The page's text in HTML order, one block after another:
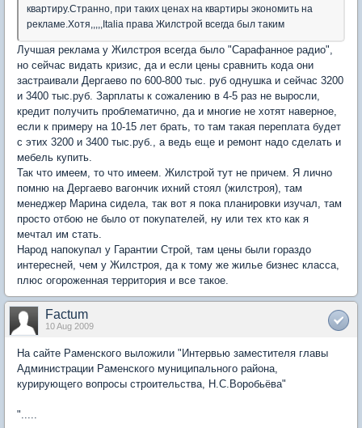
квартиру.Странно, при таких ценах на квартиры экономить на
рекламе.Хотя,,,,,Italia права Жилстрой всегда был таким
Лучшая реклама у Жилстроя всегда было "Сарафанное радио",
но сейчас видать кризис, да и если цены сравнить кода они
застраивали Дергаево по 600-800 тыс. руб однушка и сейчас 3200
и 3400 тыс.руб. Зарплаты к сожалению в 4-5 раз не выросли,
кредит получить проблематично, да и многие не хотят наверное,
если к примеру на 10-15 лет брать, то там такая переплата будет
с этих 3200 и 3400 тыс.руб., а ведь еще и ремонт надо сделать и
мебель купить.
Так что имеем, то что имеем. Жилстрой тут не причем. Я лично
помню на Дергаево вагончик ихний стоял (жилстроя), там
менеджер Марина сидела, так вот я пока планировки изучал, там
просто отбою не было от покупателей, ну или тех кто как я
мечтал им стать.
Народ напокупал у Гарантии Строй, там цены были гораздо
интересней, чем у Жилстроя, да к тому же жилье бизнес класса,
плюс огороженная территория и все такое.
Factum
10 Aug 2009
На сайте Раменского выложили "Интервью заместителя главы
Администрации Раменского муниципального района,
курирующего вопросы строительства, Н.С.Воробьёва"
".....